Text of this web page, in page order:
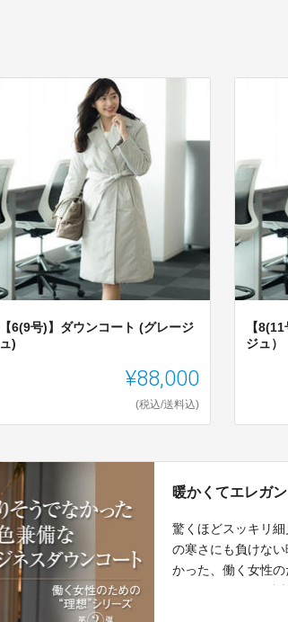
【6(9号)】ダウンコート (グレージ
ュ)
¥88,000
(税込/送料込)
【
ジュ）
暖かくてエレガ
驚くほどスッキリ
の寒さにも負けな
かった、働く女性